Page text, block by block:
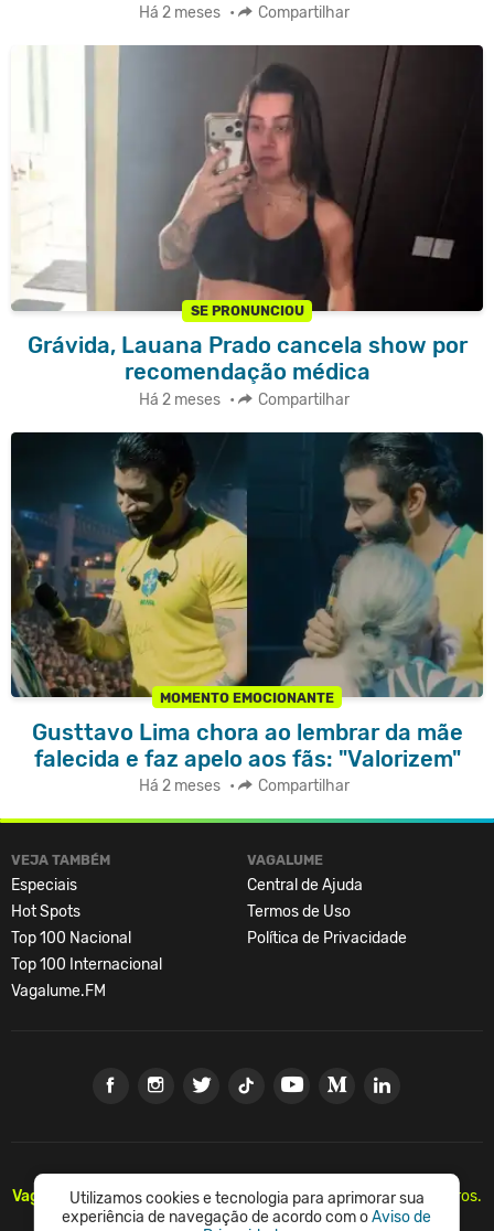
Há 2 meses • Compartilhar
SE PRONUNCIOU
Grávida, Lauana Prado cancela show por
recomendação médica
Há 2 meses • Compartilhar
MOMENTO EMOCIONANTE
Gusttavo Lima chora ao lembrar da mãe
falecida e faz apelo aos fãs: "Valorizem"
Há 2 meses • Compartilhar
VEJA TAMBÉM
Especiais
Hot Spots
Top 100 Nacional
Top 100 Internacional
Vagalume.FM
VAGALUME
Central de Ajuda
Termos de Uso
Política de Privacidade
Vagalume.Há mais de 20 anos, levando música para os brasileiros.
🇧🇷
Utilizamos cookies e tecnologia para aprimorar sua
experiência de navegação de acordo com oAviso de